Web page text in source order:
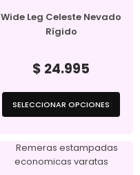
Wide Leg Celeste Nevado
Rígido
$ 24.995
SELECCIONAR OPCIONES